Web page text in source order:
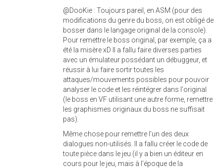
@DooKie : Toujours pareil, en ASM (pour des
modifications du genre du boss, on est obligé de
bosser dans le langage original de la console).
Pour remettre le boss original, par exemple, ça a
été la misère xD Il a fallu faire diverses parties
avec un émulateur possédant un débuggeur, et
réussir à lui faire sortir toutes les
attaques/mouvements possibles pour pouvoir
analyser le code et les réintégrer dans l'original
(le boss en VF utilisant une autre forme, remettre
les graphismes originaux du boss ne suffisait
pas).
Même chose pour remettre l'un des deux
dialogues non-utilisés. Il a fallu créer le code de
toute pièce dans le jeu (il y a bien un éditeur en
cours pour le jeu, mais à l'époque de la